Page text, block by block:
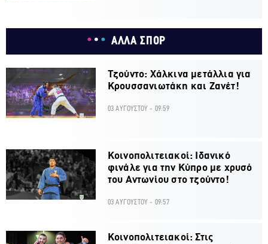
ΑΛΛΑ ΣΠΟΡ
Τζούντο: Χάλκινα μετάλλια για
Κρουσσανιωτάκη και Ζανέτ!
03 ΑΥΓΟΥΣΤΟΥ - 09:59
Κοινοπολιτειακοί: Ιδανικό
φινάλε για την Κύπρο με χρυσό
του Αντωνίου στο τζούντο!
03 ΑΥΓΟΥΣΤΟΥ - 09:57
Κοινοπολιτειακοί: Στις